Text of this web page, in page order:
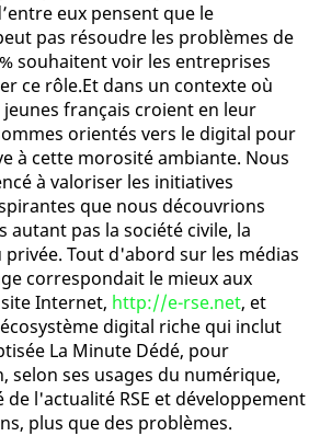
eux pensent que le
pas résoudre les problèmes de
souhaitent voir les entreprises
ce rôle.Et dans un contexte où
jeunes français croient en leur
orientés vers le digital pour
à cette morosité ambiante. Nous
à valoriser les initiatives
que nous découvrions
autant pas la société civile, la
Tout d'abord sur les médias
correspondait le mieux aux
Internet, http://e-rse.net, et
digital riche qui inclut
La Minute Dédé, pour
selon ses usages du numérique,
l'actualité RSE et développement
plus que des problèmes.